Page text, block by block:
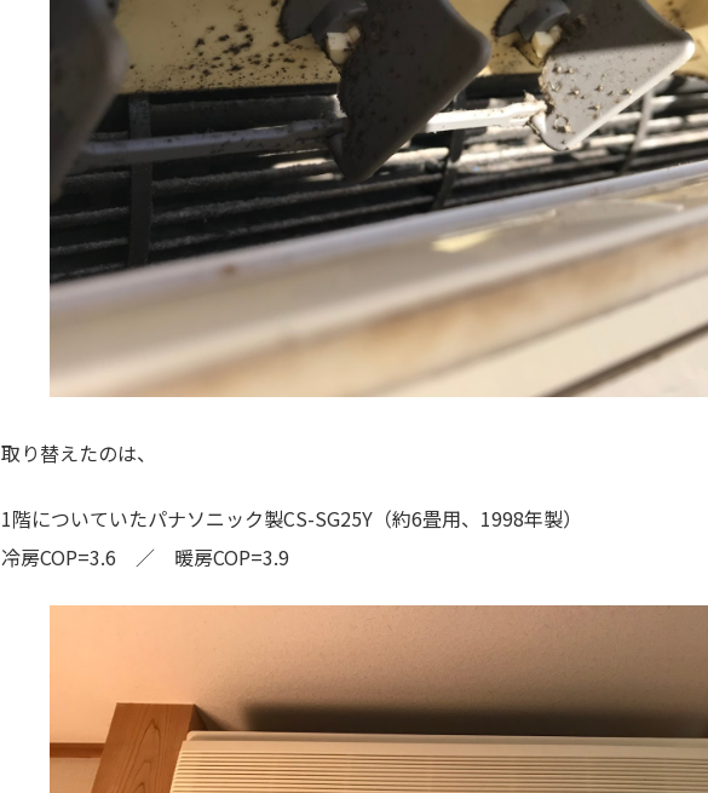
取り替えたのは、
1階についていたパナソニック製CS-SG25Y（約6畳用、1998年製）
冷房COP=3.6 ／ 暖房COP=3.9